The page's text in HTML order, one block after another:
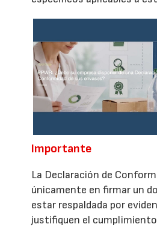
Importante
La Declaración de
únicamente en firmar un
estar respaldada por
justifiquen el